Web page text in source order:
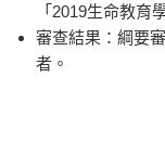
「2019生命教育
審查結果：綱要
者。